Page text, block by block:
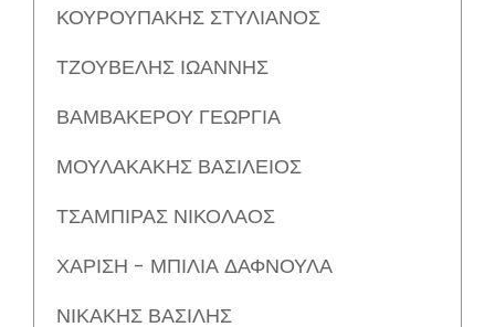
ΚΟΥΡΟΥΠΑΚΗΣ ΣΤΥΛΙΑΝΟΣ
ΤΖΟΥΒΕΛΗΣ ΙΩΑΝΝΗΣ
ΒΑΜΒΑΚΕΡΟΥ ΓΕΩΡΓΙΑ
ΜΟΥΛΑΚΑΚΗΣ ΒΑΣΙΛΕΙΟΣ
ΤΣΑΜΠΙΡΑΣ ΝΙΚΟΛΑΟΣ
ΧΑΡΙΣΗ - ΜΠΙΛΙΑ ΔΑΦΝΟΥΛΑ
ΝΙΚΑΚΗΣ ΒΑΣΙΛΗΣ